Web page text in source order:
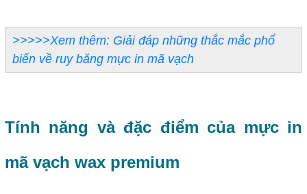
>>>>>Xem thêm: Giải đáp những thắc mắc phổ
biến về ruy băng mực in mã vạch
Tính năng và đặc điểm của mực in
mã vạch wax premium